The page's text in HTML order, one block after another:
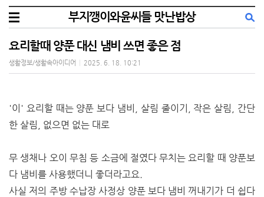
부지깽이와윤씨들 맛난밥상
요리할때 양푼 대신 냄비 쓰면 좋은 점
생활정보/생활속아이디어 2025. 6. 18. 10:21
'이' 요리할 때는 양푼 보다 냄비, 살림 줄이기, 작은 살림, 간단
한 살림, 없으면 없는 대로
무 생채나 오이 무침 등 소금에 절였다 무치는 요리할 때 양푼보
다 냄비를 사용했더니 좋더라고요.
사실 저의 주방 수납장 사정상 양푼 보다 냄비 꺼내기가 더 쉽다